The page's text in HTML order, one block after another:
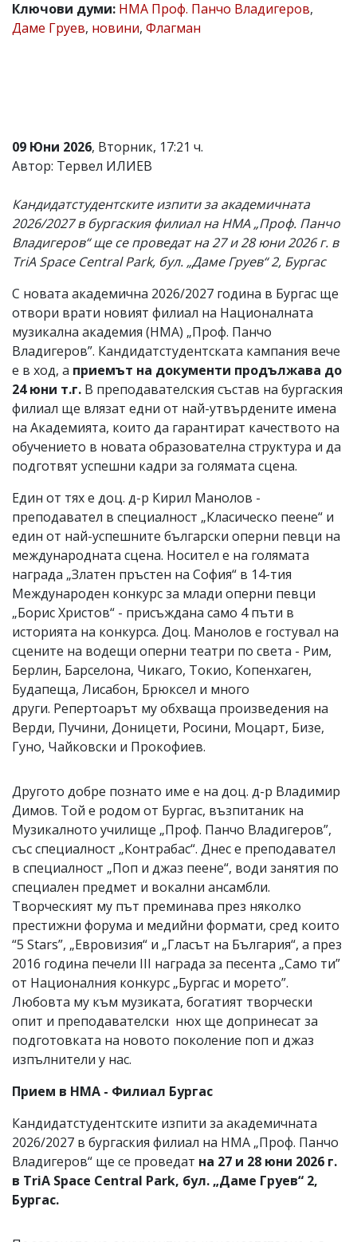
Коментарите
под
не
носи
отговорност
тях!
Ако
откриете
обиден
за
коментар,
сигнализирайте
ни!
Ключови думи: НМА Проф. Панчо Владигеров,
Даме Груев, новини, Флагман
09 Юни 2026, Вторник, 17:21 ч.
Автор: Тервел ИЛИЕВ
Кандидатстудентските изпити за академичната
2026/2027 в бургаския филиал на НМА „Проф. Панчо
Владигеров“ ще се проведат на 27 и 28 юни 2026 г. в
TriA Space Central Park, бул. „Даме Груев“ 2, Бургас
С новата академична 2026/2027 година в Бургас ще
отвори врати новият филиал на Националната
музикална академия (НМА) „Проф. Панчо
Владигеров”. Кандидатстудентската кампания вече
е в ход, а приемът на документи продължава до
24 юни т.г. В преподавателския състав на бургаския
филиал ще влязат едни от най-утвърдените имена
на Академията, които да гарантират качеството на
обучението в новата образователна структура и да
подготвят успешни кадри за голямата сцена.
Един от тях е доц. д-р Кирил Манолов -
преподавател в специалност „Класическо пеене“ и
един от най-успешните български оперни певци на
международната сцена. Носител е на голямата
награда „Златен пръстен на София“ в 14-тия
Международен конкурс за млади оперни певци
„Борис Христов“ - присъждана само 4 пъти в
историята на конкурса. Доц. Манолов е гостувал на
сцените на водещи оперни театри по света - Рим,
Берлин, Барселона, Чикаго, Токио, Копенхаген,
Будапеща, Лисабон, Брюксел и много
други. Репертоарът му обхваща произведения на
Верди, Пучини, Доницети, Росини, Моцарт, Бизе,
Гуно, Чайковски и Прокофиев.
Другото добре познато име е на доц. д-р Владимир
Димов. Той е родом от Бургас, възпитаник на
Музикалното училище „Проф. Панчо Владигеров”,
със специалност „Контрабас“. Днес е преподавател
в специалност „Поп и джаз пеене“, води занятия по
специален предмет и вокални ансамбли.
Творческият му път преминава през няколко
престижни форума и медийни формати, сред които
“5 Stars”, „Евровизия“ и „Гласът на България“, а през
2016 година печели III награда за песента „Само ти”
от Националния конкурс „Бургас и морето”.
Любовта му към музиката, богатият творчески
опит и преподавателски нюх ще допринесат за
подготовката на новото поколение поп и джаз
изпълнители у нас.
Прием в НМА - Филиал Бургас
Кандидатстудентските изпити за академичната
2026/2027 в бургаския филиал на НМА „Проф. Панчо
Владигеров“ ще се проведат на 27 и 28 юни 2026 г.
в TriA Space Central Park, бул. „Даме Груев“ 2,
Бургас.